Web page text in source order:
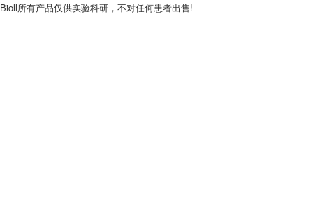
Bioll所有产品仅供实验科研，不对任何患者出售!